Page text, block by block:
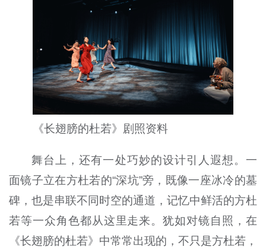
《长翅膀的杜若》剧照资料
舞台上，还有一处巧妙的设计引人遐想。一
面镜子立在方杜若的“深坑”旁，既像一座冰冷的墓
碑，也是串联不同时空的通道，记忆中鲜活的方杜
若等一众角色都从这里走来。犹如对镜自照，在
《长翅膀的杜若》中常常出现的，不只是方杜若，